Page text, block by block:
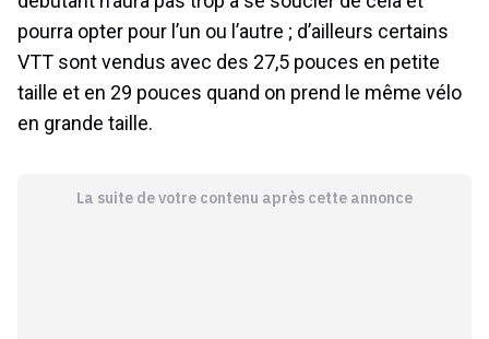
pourra opter pour l’un ou l’autre ; d’ailleurs certains
VTT sont vendus avec des 27,5 pouces en petite
taille et en 29 pouces quand on prend le même vélo
en grande taille.
La suite de votre contenu après cette annonce